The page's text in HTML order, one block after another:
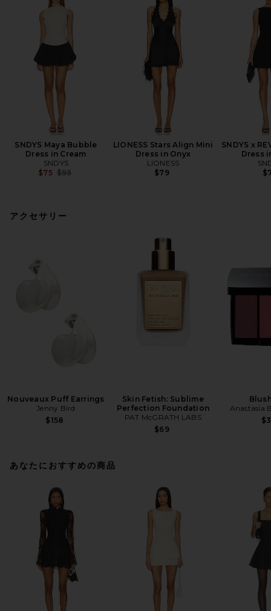
SNDYS Maya Bubble
Dress in Cream
SNDYS
$75 Previous price:
$95
LIONESS Stars Align Mini
Dress in Onyx
LIONESS
$79
SNDYS x
Dress
アクセサリー
Nouveaux Puff Earrings
Jenny Bird
$158
Skin Fetish: Sublime
Perfection Foundation
PAT McGRATH LABS
$69
Anastasia
あなたにおすすめの商品